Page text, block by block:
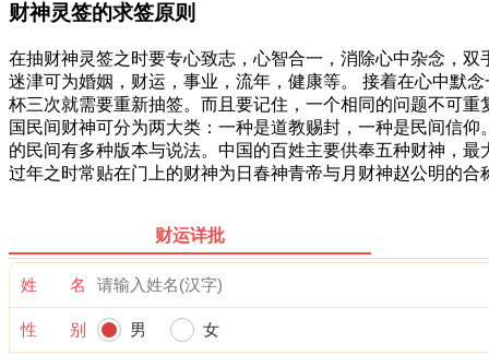
财神灵签的求签原则
在抽财神灵签之时要专心致志，心智合一，消除心中杂念，
迷津可为婚姻，财运，事业，流年，健康等。 接着在心中默
杯三次就需要重新抽签。而且要记住，一个相同的问题不可
国民间财神可分为两大类：一种是道教赐封，一种是民间信
的民间有多种版本与说法。中国的百姓主要供奉五种财神，
过年之时常贴在门上的财神为日春神青帝与月财神赵公明的合
财运详批
姓 名
性 别 男 女